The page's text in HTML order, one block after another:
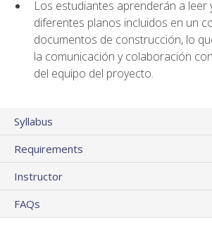
Los estudiantes aprenderán a leer
diferentes planos incluidos en un
documentos de construcción, lo
la comunicación y colaboración
del equipo del proyecto.
Syllabus
Requirements
Instructor
FAQs